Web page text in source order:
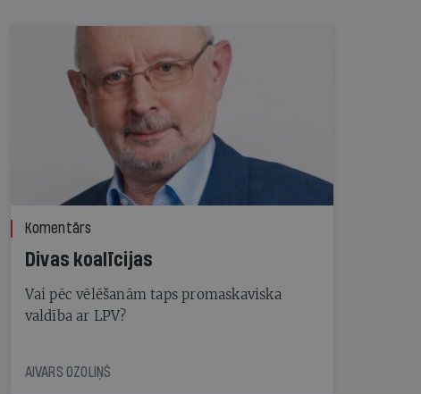
Komentārs
Divas koalīcijas
Vai pēc vēlēšanām taps promaskaviska
valdība ar LPV?
AIVARS OZOLIŅŠ